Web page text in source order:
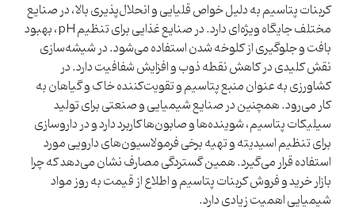
کربنات پتاسیم به دلیل خواص قلیایی و انحلال‌پذیری بالا، در صنایع
مختلف جایگاه ویژه‌ای دارد. در صنایع غذایی برای تنظیم pH، بهبود
بافت و جلوگیری از کلوخه شدن استفاده می‌شود. در شیشه‌سازی
نقش کلیدی در کاهش نقطه ذوب و افزایش شفافیت دارد. در
کشاورزی به عنوان منبع پتاسیم و تقویت‌کننده خاک و گیاهان به
کار می‌رود. همچنین در صنایع شیمیایی و صنعتی برای تولید
سیلیکات پتاسیم، شوینده‌ها و صابون‌ها کاربرد دارد و در داروسازی
برای تنظیم اسیدیته و تهیه برخی فرمولاسیون‌های دارویی مورد
استفاده قرار می‌گیرد. همین گستردگی مصارف نشان می‌دهد که چرا
بازار خرید و فروش کربنات پتاسیم و اطلاع از قیمت به روز مواد
شیمیایی اهمیت زیادی دارد.